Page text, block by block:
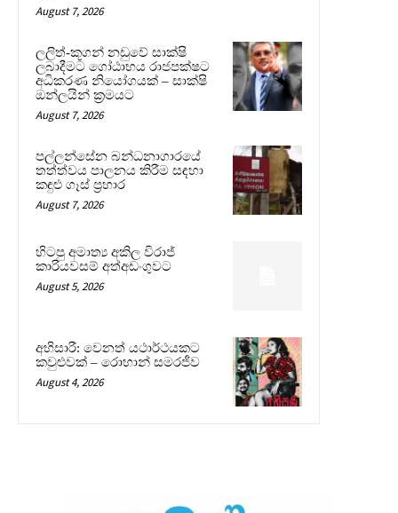
August 7, 2026
ලලිත්-කූගන් නඩුවේ සාක්ෂි
ලබාදීමට ගෝඨාභය රාජපක්ෂට
අධිකරණ නියෝගයක් – සාක්ෂි
ඔන්ලයින් ක්‍රමයට
August 7, 2026
පල්ලන්සේන බන්ධනාගාරයේ
තත්ත්වය පාලනය කිරීම සඳහා
කඳුළු ගෑස් ප්‍රහාර
August 7, 2026
හිටපු අමාත්‍ය අකිල විරාජ්
කාරියවසම් අත්අඩංගුවට
August 5, 2026
අභිසාරී: වෙනත් යථාර්ථයකට
කවුළුවක් – රොහාන් සමරජීව
August 4, 2026